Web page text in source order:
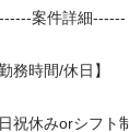
案件詳細------
勤務時間/休日】
祝休みorシフト